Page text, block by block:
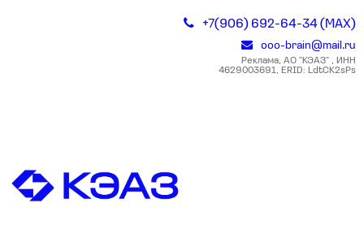
+7(906) 692-64-34 (MAX)
ooo-brain@mail.ru
Реклама, АО "КЭАЗ" , ИНН
4629003691, ERID: LdtCK2sPs